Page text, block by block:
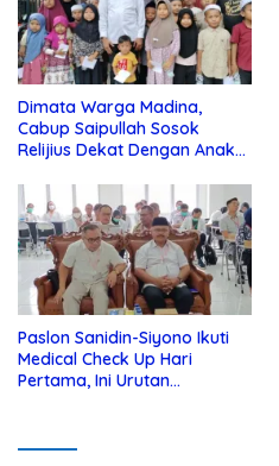
Dimata Warga Madina,
Cabup Saipullah Sosok
Relijius Dekat Dengan Anak
Paslon Sanidin-Siyono Ikuti
Medical Check Up Hari
Pertama, Ini Urutan